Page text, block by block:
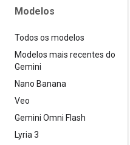
Modelos
Todos os modelos
Modelos mais recentes do
Gemini
Nano Banana
Veo
Gemini Omni Flash
Lyria 3